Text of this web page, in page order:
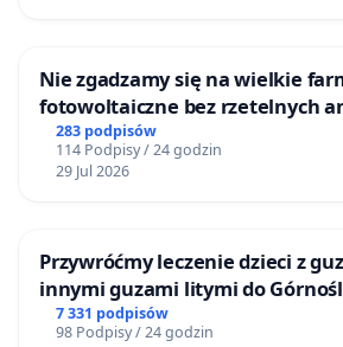
Nie zgadzamy się na wielkie
fotowoltaiczne bez rzetelnych
mieszkańców
283 podpisów
114 Podpisy / 24 godzin
29 Jul 2026
Przywróćmy leczenie dzieci z
innymi guzami litymi do
Centrum Zdrowia Dziecka w
7 331 podpisów
98 Podpisy / 24 godzin